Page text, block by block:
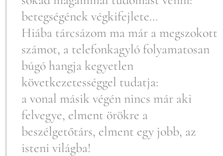
betegségének végkifejlete…
Hiába tárcsázom ma már a megszokott
számot, a telefonkagyló folyamatosan
búgó hangja kegyetlen
következetességgel tudatja:
a vonal másik végén nincs már aki
felvegye, elment örökre a
beszélgetőtárs, elment egy jobb, az
isteni világba!